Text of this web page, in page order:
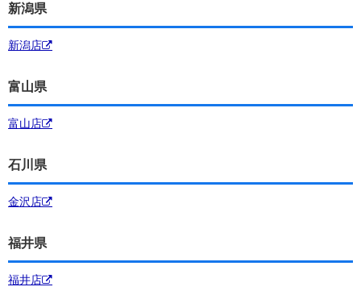
新潟県
新潟店
富山県
富山店
石川県
金沢店
福井県
福井店